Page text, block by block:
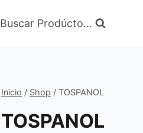
Buscar Prodúcto...
Inicio / Shop / TOSPANOL
TOSPANOL